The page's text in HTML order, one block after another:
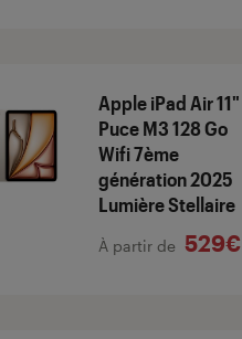
Apple iPad Air 11"
Puce M3 128 Go
Wifi 7ème
génération 2025
Lumière Stellaire
À partir de 529€